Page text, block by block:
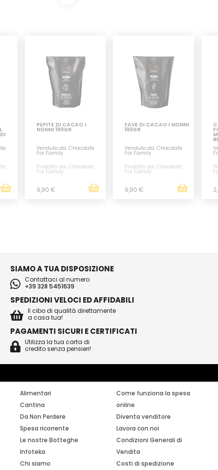
PEPITE DI CACAO I
NONNI 190GR
Venduto da: Chocolate
For Family
Prodotto da: Chocolate
For Family
9,90 €
FAVE DI CACAO I NONNI
190GR
Venduto da: Chocolate
For Family
Prodotto da: Chocolate
For Family
9,90 €
SIAMO A TUA DISPOSIZIONE
Contattaci al numero
+39 328 5451639
SPEDIZIONI VELOCI ED AFFIDABILI
Il cibo di qualità direttamente
a casa tua!
PAGAMENTI SICURI E CERTIFICATI
Utilizza la tua carta di
credito senza pensieri!
Alimentari
Cantina
Da Non Perdere
Spesa ricorrente
Le nostre Botteghe
Infoteka
Chi siamo
Come funziona la spesa
online
Diventa venditore
Lavora con noi
Condizioni Generali di
Vendita
Costi di spedizione